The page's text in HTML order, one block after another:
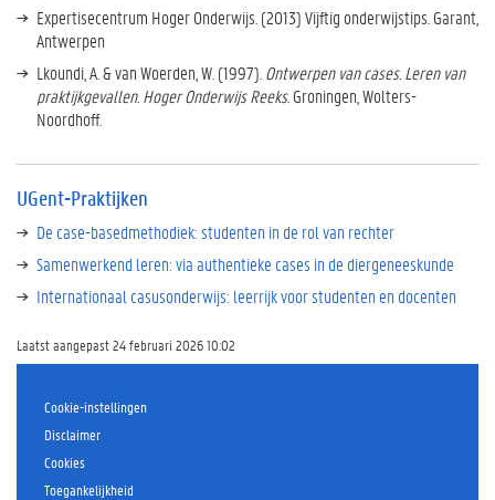
i
j
e
n
Expertisecentrum Hoger Onderwijs. (2013) Vijftig onderwijstips. Garant,
Antwerpen
Lkoundi, A. & van Woerden, W. (1997). Ontwerpen van cases. Leren van
praktijkgevallen. Hoger Onderwijs Reeks. Groningen, Wolters-
Noordhoff.
UGent-Praktijken
De case-basedmethodiek: studenten in de rol van rechter
Samenwerkend leren: via authentieke cases in de diergeneeskunde
Internationaal casusonderwijs: leerrijk voor studenten en docenten
Laatst aangepast 24 februari 2026 10:02
Cookie-instellingen
Disclaimer
Cookies
Toegankelijkheid